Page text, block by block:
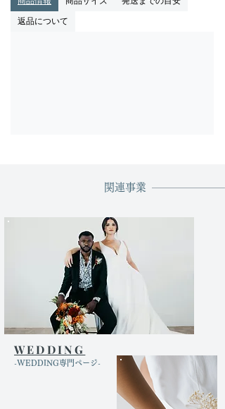
返品について
関連事業
WEDDING
​-WEDDING専門ページ-